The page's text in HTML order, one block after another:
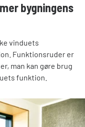
bygningens
vinduets
Funktionsruder er
man kan gøre brug
funktion.